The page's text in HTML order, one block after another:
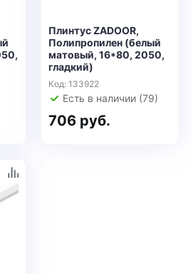
Плинтус ZADOOR,
Полипропилен (белый
матовый, 16*80, 2050,
гладкий)
Код: 133922
Есть в наличии (79)
706 руб.